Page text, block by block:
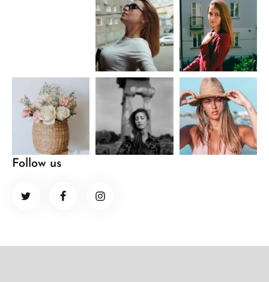
Follow us